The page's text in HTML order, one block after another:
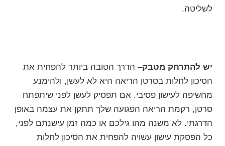
לשליטה.
יש להתרחק מטבק– הדרך הטובה ביותר להפחית את
הסיכון לחלות בסרטן הריאה היא לא לעשן, ולהימנע
מחשיפה לעישון פסיבי. אם תפסיק לעשן לפני שיתפתח
סרטן, רקמת הריאה הפגועה שלך תתקן את עצמה באופן
הדרגתי. לא משנה מהו גילכם או כמה זמן עישנתם לפני,
כל הפסקת עישון עשויה להפחית את הסיכון לחלות